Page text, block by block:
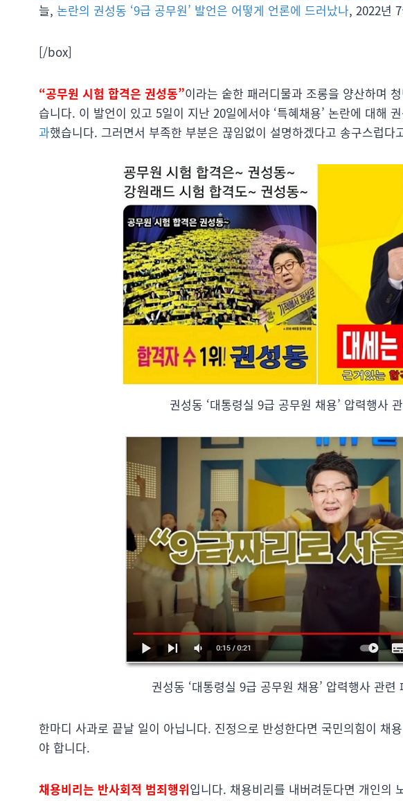
늘, 논란의 권성동 ‘9급 공무원’ 발언은 어떻게 언론에 드러났나, 2022년
[/box]
“공무원 시험 합격은 권성동”이라는 숱한 패러디물과 조롱을 양산하며
습니다. 이 발언이 있고 5일이 지난 20일에서야 ‘특혜채용’ 논란에 대해
과했습니다. 그러면서 부족한 부분은 끊임없이 설명하겠다고 송구스럽다
권성동 ‘대통령실 9급 공무원 채용’ 압력행사
권성동 ‘대통령실 9급 공무원 채용’ 압력행사 관련
한마디 사과로 끝날 일이 아닙니다. 진정으로 반성한다면 국민의힘이 채
야 합니다.
채용비리는 반사회적 범죄행위입니다. 채용비리를 내버려둔다면 개인의